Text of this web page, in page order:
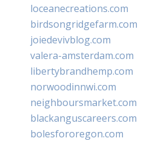
loceanecreations.com
birdsongridgefarm.com
joiedevivblog.com
valera-amsterdam.com
libertybrandhemp.com
norwoodinnwi.com
neighboursmarket.com
blackanguscareers.com
bolesfororegon.com